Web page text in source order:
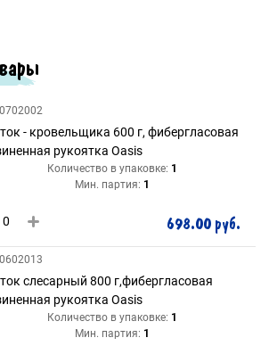
- кровельщика 600 г, фибергласовая
рукоятка Oasis
Количество в упаковке: 1
Мин. партия: 1
698.00 руб.
слесарный 800 г,фибергласовая
рукоятка Oasis
Количество в упаковке: 1
Мин. партия: 1